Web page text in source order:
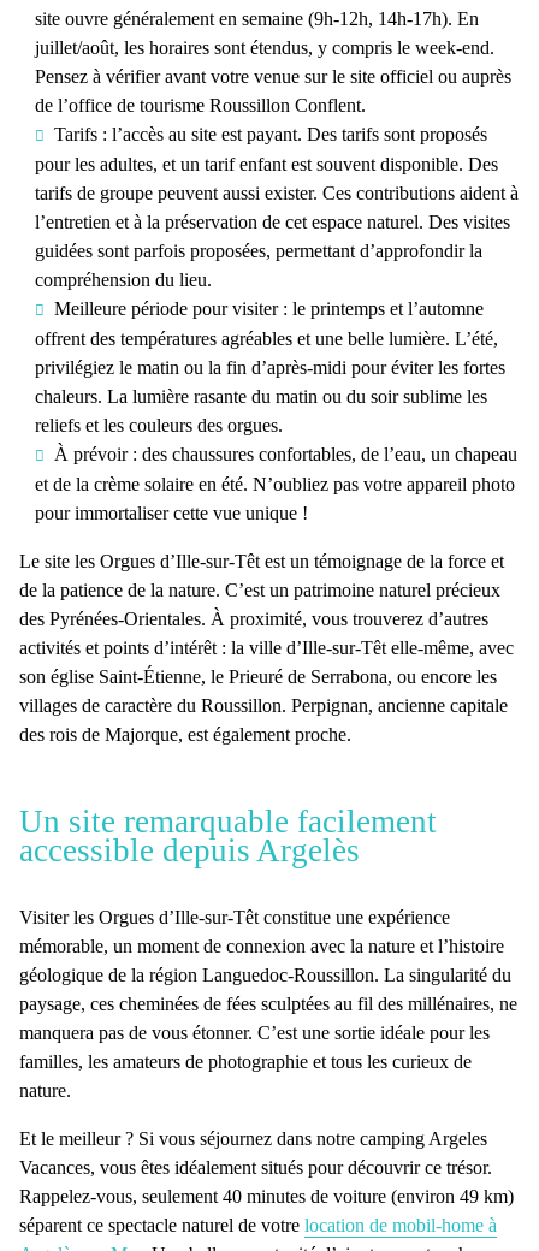
site ouvre généralement en semaine (9h-12h, 14h-17h). En
juillet/août, les horaires sont étendus, y compris le week-end.
Pensez à vérifier avant votre venue sur le site officiel ou auprès
de l’office de tourisme Roussillon Conflent.
Tarifs : l’accès au site est payant. Des tarifs sont proposés
pour les adultes, et un tarif enfant est souvent disponible. Des
tarifs de groupe peuvent aussi exister. Ces contributions aident à
l’entretien et à la préservation de cet espace naturel. Des visites
guidéessont parfois proposées, permettant d’approfondir la
compréhension du lieu.
Meilleure période pour visiter : le printemps et l’automne
offrent des températures agréables et une belle lumière. L’été,
privilégiez le matin ou la fin d’après-midi pour éviter les fortes
chaleurs. La lumière rasante du matin ou du soir sublime les
reliefs et les couleurs des orgues.
À prévoir : des chaussures confortables, de l’eau, un chapeau
et de la crème solaire en été. N’oubliez pas votre appareil photo
pour immortaliser cette vue unique !
Le site les Orgues d’Ille-sur-Têt est un témoignage de la force et
de la patience de la nature. C’est un patrimoine naturel précieux
des Pyrénées-Orientales. À proximité, vous trouverez d’autres
activités et points d’intérêt : la ville d’Ille-sur-Têt elle-même, avec
son église Saint-Étienne, le Prieuré de Serrabona, ou encore les
villages de caractère du Roussillon. Perpignan, ancienne capitale
des rois de Majorque, est également proche.
Un site remarquable facilement
accessible depuis Argelès
Visiterles Orgues d’Ille-sur-Têt constitue une expérience
mémorable, un moment de connexion avec la nature et l’histoire
géologique de la région Languedoc-Roussillon. La singularité du
paysage, ces cheminées de fées sculptées au fil des millénaires, ne
manquera pas de vous étonner. C’est une sortie idéale pour les
familles, les amateurs de photographie et tous les curieux de
nature.
Et le meilleur ? Si vous séjournez dans notre camping Argeles
Vacances, vous êtes idéalement situés pour découvrir ce trésor.
Rappelez-vous, seulement 40 minutes de voiture (environ 49 km)
séparent ce spectacle naturel de votre location de mobil-home à